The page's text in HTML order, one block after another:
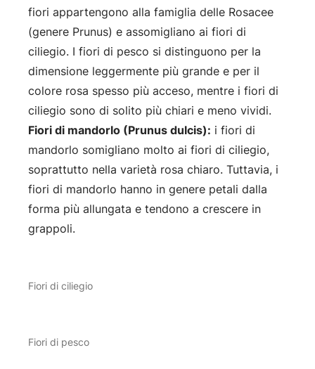
fiori appartengono alla famiglia delle Rosacee
(genere Prunus) e assomigliano ai fiori di
ciliegio. I fiori di pesco si distinguono per la
dimensione leggermente più grande e per il
colore rosa spesso più acceso, mentre i fiori di
ciliegio sono di solito più chiari e meno vividi.
Fiori di mandorlo (Prunus dulcis): i fiori di
mandorlo somigliano molto ai fiori di ciliegio,
soprattutto nella varietà rosa chiaro. Tuttavia, i
fiori di mandorlo hanno in genere petali dalla
forma più allungata e tendono a crescere in
grappoli.
Fiori di ciliegio
Fiori di pesco